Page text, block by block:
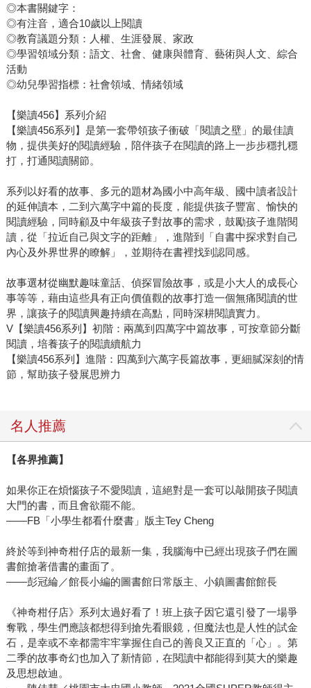
◎本書關鍵字：
◎有注音，適合10歲以上閱讀
◎教育議題分類：人權、生涯發展、家政
◎學習領域分類：語文、社會、健康與體育、藝術與人文、綜合
活動
◎幼兒學習指標：社會領域、情緒領域
【樂讀456】系列介紹
【樂讀456系列】是第一套帶領孩子衝破「閱讀之壁」的最佳讀
物，提供美好的閱讀經驗，陪伴孩子在閱讀的路上一步步穩扎穩
打，打通閱讀關節。
系列以好看的故事、多元的題材為國小中高年級、國中讀者設計
的延伸讀本，二到六萬字中篇的長度，能提供孩子豐富、愉快的
閱讀經驗，同時顧及中年級孩子對故事的需求，鼓勵孩子進階閱
讀，從「拉近自己與文字的距離」，進階到「自書中探求對自己
內心及外界世界的瞭解」，並期待在書裡找到認同感。
故事選材從幽默趣味童話、偵探冒險故事，或是小大人的成長心
事等等，藉由這些具有正向價值觀的故事打造一個無痛閱讀的世
界，讓孩子的閱讀興趣持續在高點，同時深耕閱讀實力。
V【樂讀456系列】初階：兩萬到四萬字中篇故事，可按章節分斷
閱讀，培養孩子的閱讀續航力
【樂讀456系列】進階：四萬到六萬字長篇故事，更細膩深刻的情
節，幫助孩子發展思辨力
名人推薦
【各界推薦】
如果你正在煩惱孩子不愛閱讀，這絕對是一套可以敲開孩子閱讀
大門的書，而且會欲罷不能。
——FB「小學生都看什麼書」版主Tey Cheng
終於等到神奇柑仔店的最新一集，我腦海中已經出現孩子們在圖
書館搶著借書的畫面了。
——彭冠綸／館長小編的圖書館日常版主、小鎮圖書館館長
《神奇柑仔店》系列太過好看了！班上孩子因它還引發了一場爭
奪戰，學生們應該都想得到搶先看眼鏡，但魔法也是人性的試金
石，是幸或不幸都需牢牢掌握住自己的善良又正直的「心」。第
二季的故事奇幻也加入了新情節，在閱讀中都能得到莫大的樂趣
及思想啟迪。